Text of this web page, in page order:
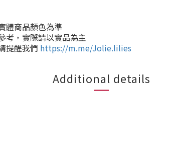
體商品顏色為準
考，實際請以實品為主
提醒我們 https://m.me/Jolie.lilies
Additional details